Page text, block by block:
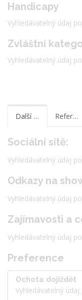
Handicapy
Vyhledávatelný údaj
Zvláštní
Vyhledávatelný údaj
Další informace Reference
Sociální sítě:
Vyhledávatelný údaj
Odkazy na
Vyhledávatelný údaj
Zajímavosti a
Vyhledávatelný údaj
Preference
Ochota dojíždět
Vyhledávatelný